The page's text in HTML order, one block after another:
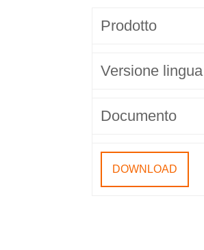
Prodotto
Versione lingua
Documento